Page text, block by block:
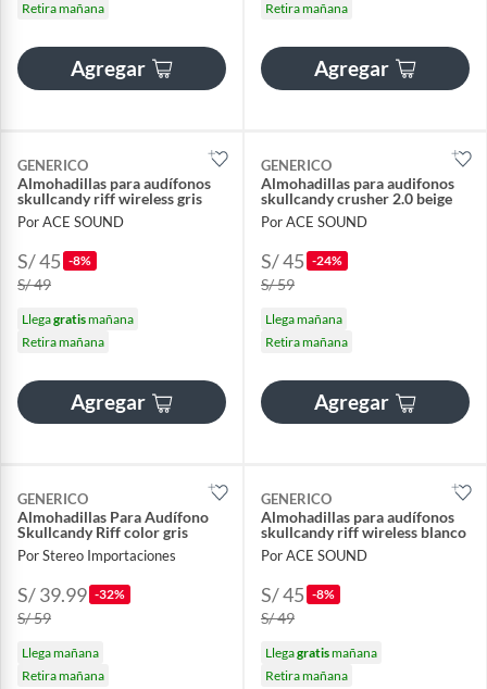
Retira mañana
Agregar
Retira mañana
Agregar
GENERICO
Almohadillas para audífonos
skullcandy riff wireless gris
Por ACE SOUND
S/ 45 -8%
S/ 49
Llegagratismañana
Retira mañana
Agregar
GENERICO
Almohadillas para audifonos
skullcandy crusher 2.0 beige
Por ACE SOUND
S/ 45 -24%
S/ 59
Llega mañana
Retira mañana
Agregar
GENERICO
Almohadillas Para Audífono
Skullcandy Riff color gris
Por Stereo Importaciones
S/ 39.99 -32%
S/ 59
Llega mañana
Retira mañana
GENERICO
Almohadillas para audífonos
skullcandy riff wireless blanco
Por ACE SOUND
S/ 45 -8%
S/ 49
Llegagratismañana
Retira mañana